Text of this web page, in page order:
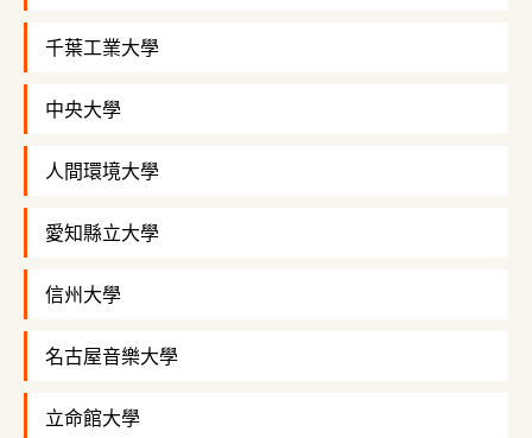
千葉工業大學
中央大學
人間環境大學
愛知縣立大學
信州大學
名古屋音樂大學
立命館大學